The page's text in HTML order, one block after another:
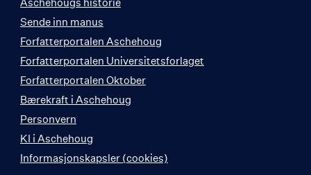
Sende inn manus
Forfatterportalen Aschehoug
Forfatterportalen Universitetsforlaget
Forfatterportalen Oktober
Bærekraft i Aschehoug
Personvern
KI i Aschehoug
Informasjonskapsler (cookies)